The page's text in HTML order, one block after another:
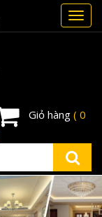
Giỏ hàng ( 0